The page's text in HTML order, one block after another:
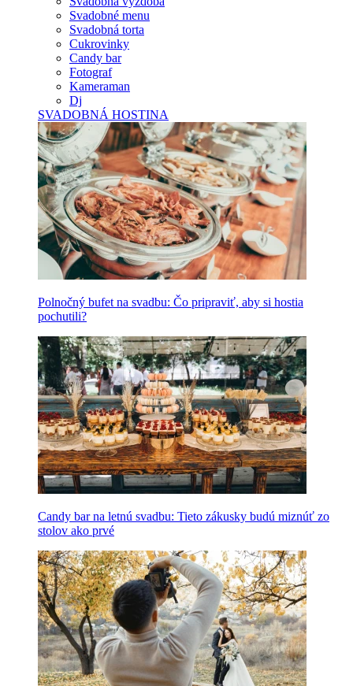
Svadobné menu
Svadobná torta
Cukrovinky
Candy bar
Fotograf
Kameraman
Dj
SVADOBNÁ HOSTINA
Polnočný bufet na svadbu: Čo pripraviť, aby si hostia
pochutili?
Candy bar na letnú svadbu: Tieto zákusky budú miznúť zo
stolov ako prvé